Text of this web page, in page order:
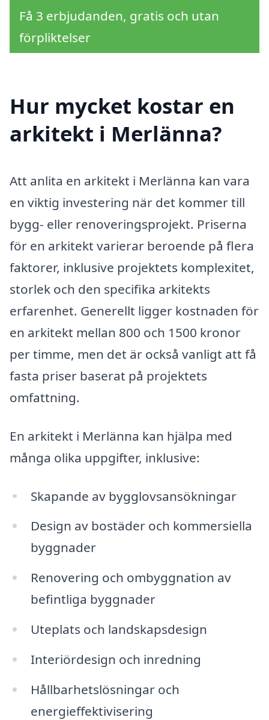
Få 3 erbjudanden, gratis och utan
förpliktelser
Hur mycket kostar en
arkitekt i Merlänna?
Att anlita en arkitekt i Merlänna kan vara
en viktig investering när det kommer till
bygg- eller renoveringsprojekt. Priserna
för en arkitekt varierar beroende på flera
faktorer, inklusive projektets komplexitet,
storlek och den specifika arkitekts
erfarenhet. Generellt ligger kostnaden för
en arkitekt mellan 800 och 1500 kronor
per timme, men det är också vanligt att få
fasta priser baserat på projektets
omfattning.
En arkitekt i Merlänna kan hjälpa med
många olika uppgifter, inklusive:
Skapande av bygglovsansökningar
Design av bostäder och kommersiella
byggnader
Renovering och ombyggnation av
befintliga byggnader
Uteplats och landskapsdesign
Interiördesign och inredning
Hållbarhetslösningar och
energieffektivisering